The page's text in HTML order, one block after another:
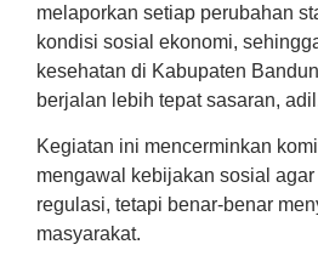
melaporkan setiap perubahan
kondisi sosial ekonomi,
kesehatan di Kabupaten
berjalan lebih tepat sasaran,
Kegiatan ini mencerminkan
mengawal kebijakan sosial
regulasi, tetapi benar-benar
masyarakat.